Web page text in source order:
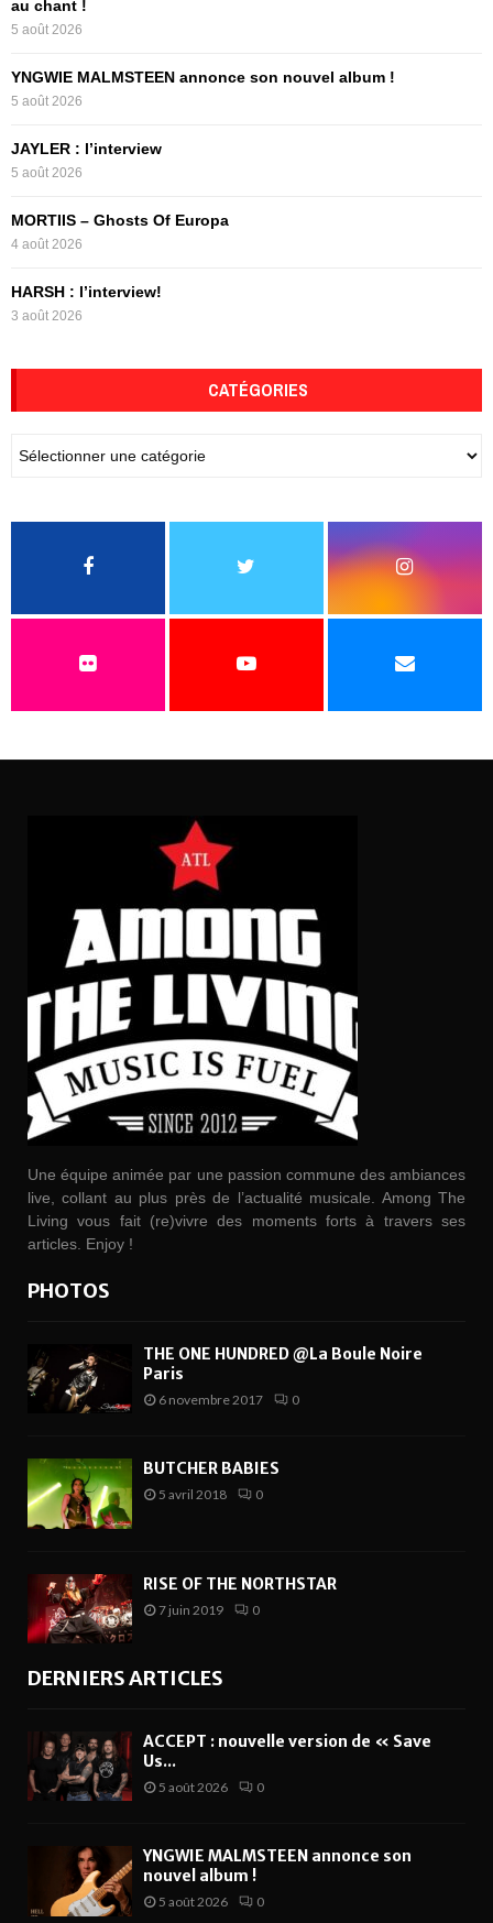
au chant !
5 août 2026
YNGWIE MALMSTEEN annonce son nouvel album !
5 août 2026
JAYLER : l’interview
5 août 2026
MORTIIS – Ghosts Of Europa
4 août 2026
HARSH : l’interview!
3 août 2026
CATÉGORIES
Une équipe animée par une passion commune des ambiances
live, collant au plus près de l’actualité musicale. Among The
Living vous fait (re)vivre des moments forts à travers ses
articles. Enjoy !
PHOTOS
THE ONE HUNDRED @La Boule Noire
Paris
6 novembre 2017 0
BUTCHER BABIES
5 avril 2018 0
RISE OF THE NORTHSTAR
7 juin 2019 0
DERNIERS ARTICLES
ACCEPT : nouvelle version de « Save
Us...
5 août 2026 0
YNGWIE MALMSTEEN annonce son
nouvel album !
5 août 2026 0